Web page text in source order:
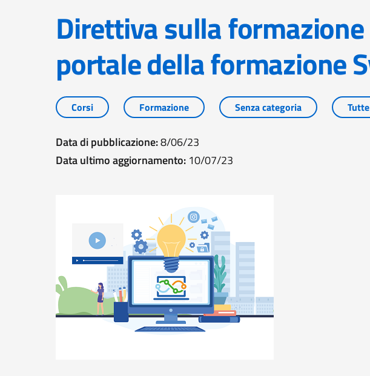
Direttiva sulla formazione e nuovo
portale della formazione
Corsi Formazione Senza categoria
Data di pubblicazione:8/06/23
Data ultimo aggiornamento: 10/07/23